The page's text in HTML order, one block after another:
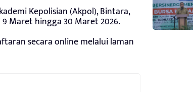
Kepolisian (Akpol), Bintara,
Maret hingga 30 Maret 2026.
secara online melalui laman